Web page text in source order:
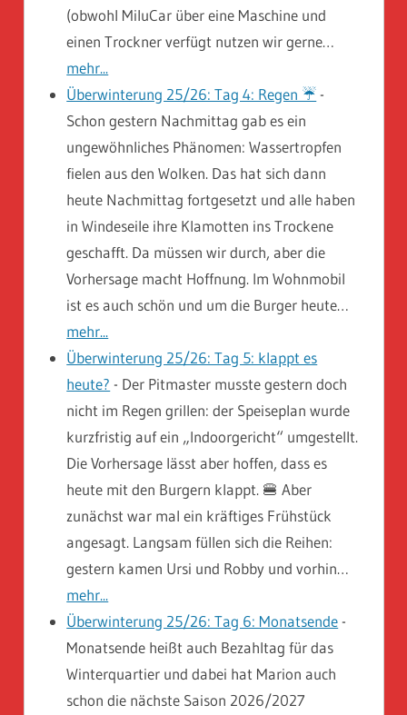
(obwohl MiluCar über eine Maschine und
einen Trockner verfügt nutzen wir gerne…
mehr...
Überwinterung 25/26: Tag 4: Regen ☔️ -
Schon gestern Nachmittag gab es ein
ungewöhnliches Phänomen: Wassertropfen
fielen aus den Wolken. Das hat sich dann
heute Nachmittag fortgesetzt und alle haben
in Windeseile ihre Klamotten ins Trockene
geschafft. Da müssen wir durch, aber die
Vorhersage macht Hoffnung. Im Wohnmobil
ist es auch schön und um die Burger heute…
mehr...
Überwinterung 25/26: Tag 5: klappt es
heute? - Der Pitmaster musste gestern doch
nicht im Regen grillen: der Speiseplan wurde
kurzfristig auf ein „Indoorgericht“ umgestellt.
Die Vorhersage lässt aber hoffen, dass es
heute mit den Burgern klappt. 🍔 Aber
zunächst war mal ein kräftiges Frühstück
angesagt. Langsam füllen sich die Reihen:
gestern kamen Ursi und Robby und vorhin…
mehr...
Überwinterung 25/26: Tag 6: Monatsende -
Monatsende heißt auch Bezahltag für das
Winterquartier und dabei hat Marion auch
schon die nächste Saison 2026/2027